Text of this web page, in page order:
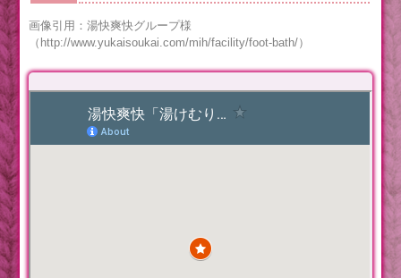
画像引用：湯快爽快グループ様
（http://www.yukaisoukai.com/mih/facility/foot-bath/）